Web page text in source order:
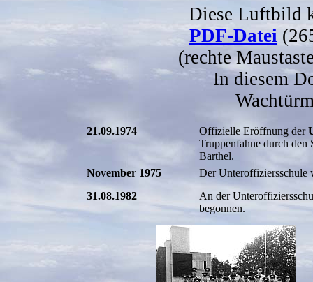
Diese Luftbild
PDF-Datei
(rechte
In diesem
21.09.1974 Offizielle Eröffnung der
Truppenfahne durch
Barthel.
November 1975
Der Unteroffiziersschule
31.08.1982
An der
begonnen.